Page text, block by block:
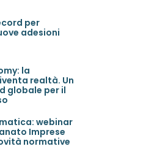
per
adesioni
la
realtà. Un
globale per il
webinar
Imprese
normative